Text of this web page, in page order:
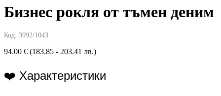
Бизнес рокля от тъмен деним
Код: 3992/1043
94.00 € (183.85 - 203.41 лв.)
❤️ Характеристики